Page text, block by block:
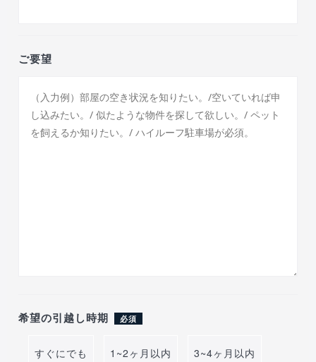
ご要望
希望の引越し時期 必須
すぐにでも 1~2ヶ月以内 3~4ヶ月以内